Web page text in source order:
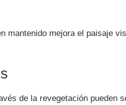
mantenido mejora el paisaje
de la revegetación pueden